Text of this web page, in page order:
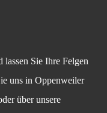
lassen Sie Ihre Felgen
uns in Oppenweiler
über unsere